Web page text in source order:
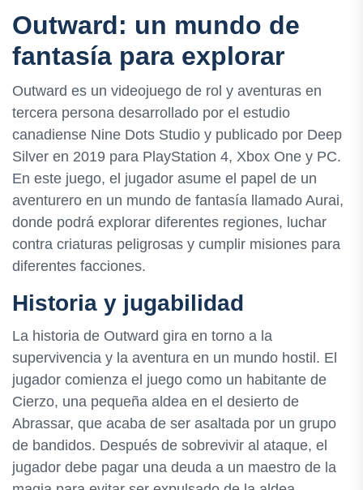
Outward: un mundo de
fantasía para explorar
Outward es un videojuego de rol y aventuras en
tercera persona desarrollado por el estudio
canadiense Nine Dots Studio y publicado por Deep
Silver en 2019 para PlayStation 4, Xbox One y PC.
En este juego, el jugador asume el papel de un
aventurero en un mundo de fantasía llamado Aurai,
donde podrá explorar diferentes regiones, luchar
contra criaturas peligrosas y cumplir misiones para
diferentes facciones.
Historia y jugabilidad
La historia de Outward gira en torno a la
supervivencia y la aventura en un mundo hostil. El
jugador comienza el juego como un habitante de
Cierzo, una pequeña aldea en el desierto de
Abrassar, que acaba de ser asaltada por un grupo
de bandidos. Después de sobrevivir al ataque, el
jugador debe pagar una deuda a un maestro de la